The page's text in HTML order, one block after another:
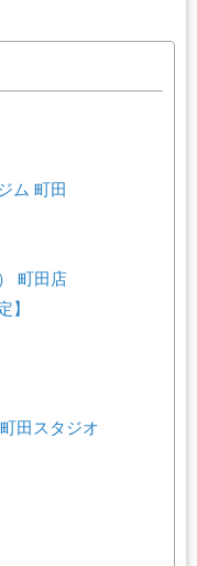
ム 町田
町田店
】
田スタジオ